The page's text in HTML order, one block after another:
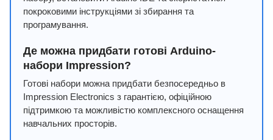
покроковими інструкціями зі збирання та
програмування.
Де можна придбати готові Arduino-
набори Impression?
Готові набори можна придбати безпосередньо в
Impression Electronics з гарантією, офіційною
підтримкою та можливістю комплексного оснащення
навчальних просторів.